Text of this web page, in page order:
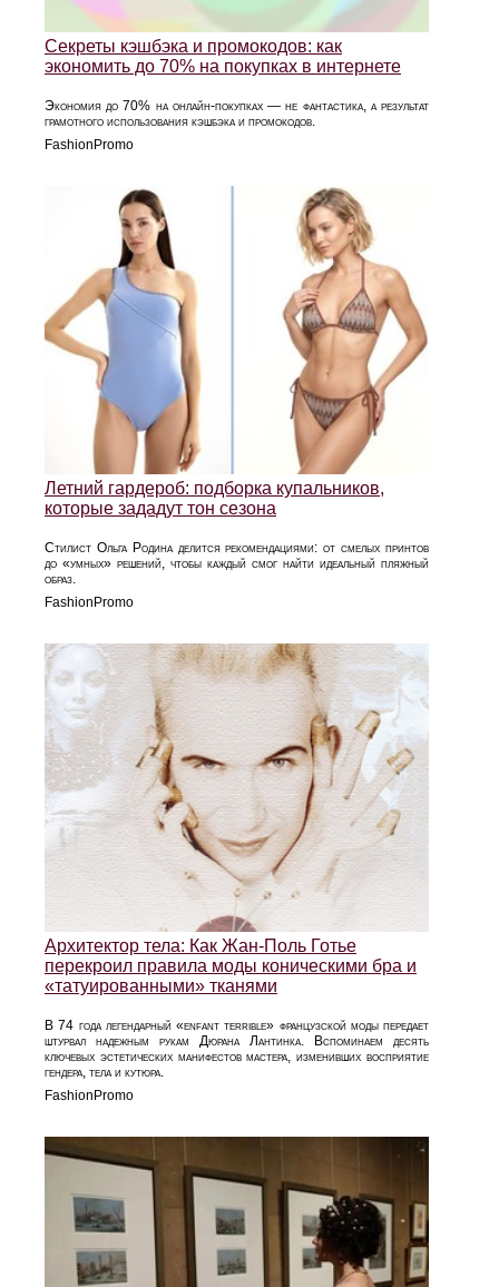
Секреты кэшбэка и промокодов: как
экономить до 70% на покупках в интернете
Экономия до 70% на онлайн-покупках — не фантастика, а результат
грамотного использования кэшбэка и промокодов.
FashionPromo
Летний гардероб: подборка купальников,
которые зададут тон сезона
Стилист Ольга Родина делится рекомендациями: от смелых принтов
до «умных» решений, чтобы каждый смог найти идеальный пляжный
образ.
FashionPromo
Архитектор тела: Как Жан-Поль Готье
перекроил правила моды коническими бра и
«татуированными» тканями
В 74 года легендарный «enfant terrible» французской моды передает
штурвал надежным рукам Дюрана Лантинка. Вспоминаем десять
ключевых эстетических манифестов мастера, изменивших восприятие
гендера, тела и кутюра.
FashionPromo